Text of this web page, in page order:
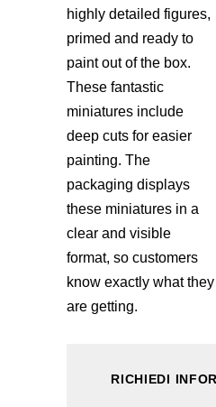
highly detailed figures,
primed and ready to
paint out of the box.
These fantastic
miniatures include
deep cuts for easier
painting. The
packaging displays
these miniatures in a
clear and visible
format, so customers
know exactly what they
are getting.
RICHIEDI